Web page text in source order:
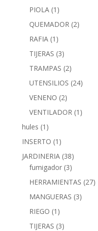
PIOLA (1)
QUEMADOR (2)
RAFIA (1)
TIJERAS (3)
TRAMPAS (2)
UTENSILIOS (24)
VENENO (2)
VENTILADOR (1)
hules (1)
INSERTO (1)
JARDINERIA (38)
fumigador (3)
HERRAMIENTAS (27)
MANGUERAS (3)
RIEGO (1)
TIJERAS (3)